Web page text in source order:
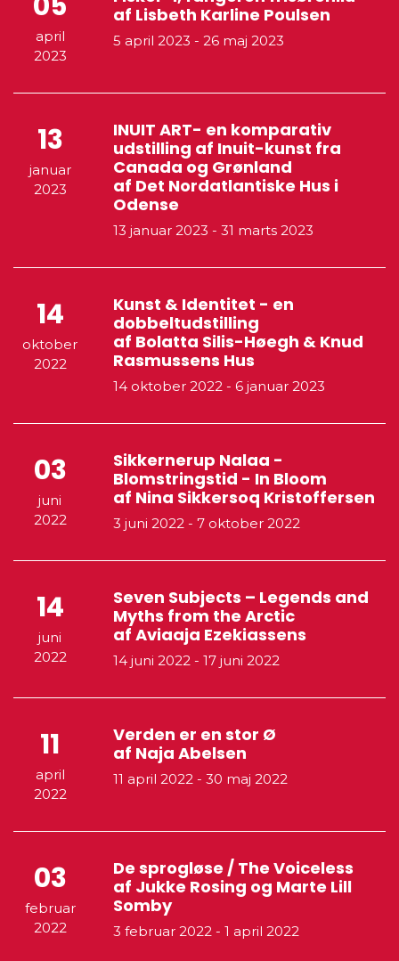
april
2023
af Lisbeth Karline Poulsen
5 april 2023 - 26 maj 2023
13
januar
2023
INUIT ART- en komparativ
udstilling af Inuit-kunst fra
Canada og Grønland
af Det Nordatlantiske Hus i
Odense
13 januar 2023 - 31 marts 2023
14
oktober
2022
Kunst & Identitet - en
dobbeltudstilling
af Bolatta Silis-Høegh & Knud
Rasmussens Hus
14 oktober 2022 - 6 januar 2023
03
juni
2022
Sikkernerup Nalaa -
Blomstringstid - In Bloom
af Nina Sikkersoq Kristoffersen
3 juni 2022 - 7 oktober 2022
14
juni
2022
Seven Subjects – Legends and
Myths from the Arctic
af Aviaaja Ezekiassens
14 juni 2022 - 17 juni 2022
11
april
2022
Verden er en stor Ø
af Naja Abelsen
11 april 2022 - 30 maj 2022
03
februar
2022
De sprogløse / The Voiceless
af Jukke Rosing og Marte Lill
Somby
3 februar 2022 - 1 april 2022